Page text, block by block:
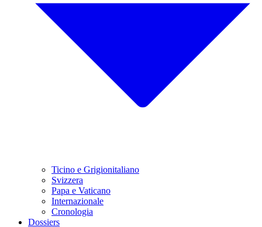
Ticino e Grigionitaliano
Svizzera
Papa e Vaticano
Internazionale
Cronologia
Dossiers